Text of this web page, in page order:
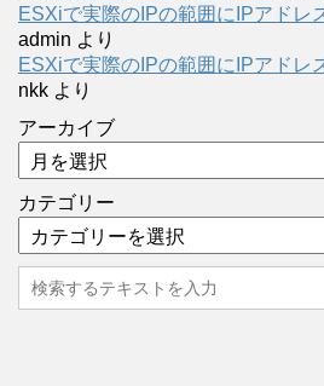
ESXiで実際のIPの範囲にIPアドレ
admin より
ESXiで実際のIPの範囲にIPアドレ
nkk より
アーカイブ
カテゴリー